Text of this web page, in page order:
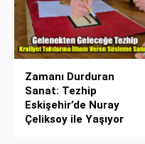
Zamanı Durduran
Sanat: Tezhip
Eskişehir’de Nuray
Çeliksoy ile Yaşıyor